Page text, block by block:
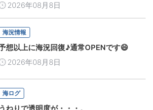
2026年08月8日
海況情報
想以上に海況回復♪通常OPENです😄
2026年08月8日
海ログ